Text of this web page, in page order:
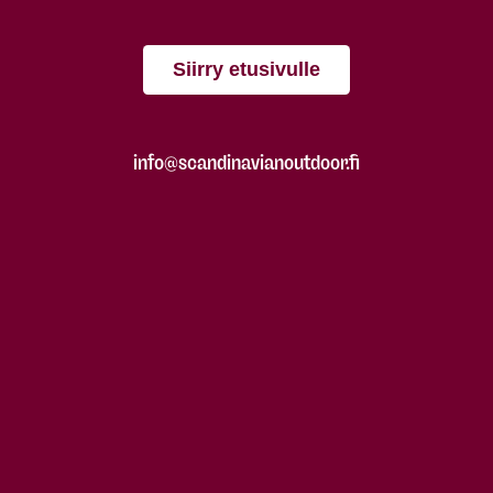
Siirry etusivulle
info@scandinavianoutdoor.fi